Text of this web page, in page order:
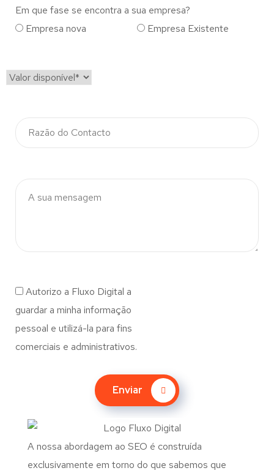
Em que fase se encontra a sua empresa?
Empresa nova
Empresa Existente
Autorizo a Fluxo Digital a
guardar a minha informação
pessoal e utilizá-la para fins
comerciais e administrativos.
Enviar
A nossa abordagem ao SEO é construída
exclusivamente em torno do que sabemos que